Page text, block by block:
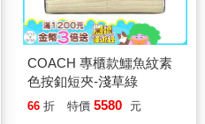
COACH 專櫃款鱷魚紋素
色按釦短夾-淺草綠
66 折 特價 5580 元